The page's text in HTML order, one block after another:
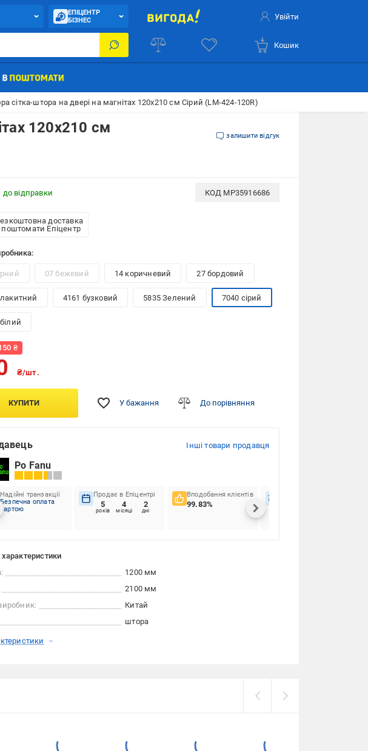
ЕПІЦЕНТР
БІЗНЕС
Увійти
Кошик
сітка-штора на двері на магнітах 120x210 см Сірий (LM-424-120R)
120x210 см
залишити відгук
до відправки КОД MP35916686
доставка
поштомати Епіцентр
07 бежевий 14 коричневий 27 бордовий
4161 бузковий 5835 Зелений 7040 сірий
₴
₴/шт.
КУПИТИ У бажання До порівняння
Інші товари продавця
Po Fanu
Надійні транзакції
Безпечна оплата
картою
Продає в Епіцентрі
5
років
4
місяці
2
дні
Вподобання клієнтів
99.83%
характеристики
1200 мм
2100 мм
Китай
штора